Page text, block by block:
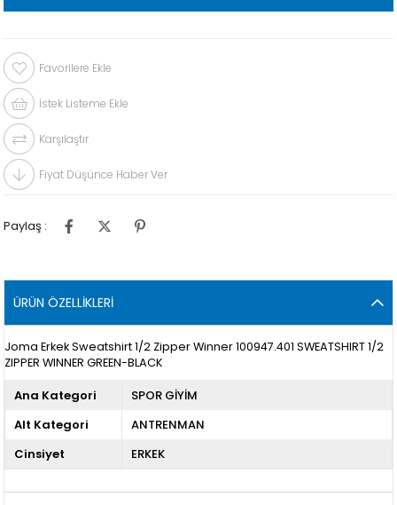
Favorilere Ekle
İstek Listeme Ekle
Karşılaştır
Fiyat Düşünce Haber Ver
Paylaş :
ÜRÜN ÖZELLIKLERI
Joma Erkek Sweatshirt 1/2 Zipper Winner 100947.401 SWEATSHIRT 1/2
ZIPPER WINNER GREEN-BLACK
Ana Kategori
SPOR GİYİM
Alt Kategori
ANTRENMAN
Cinsiyet
ERKEK